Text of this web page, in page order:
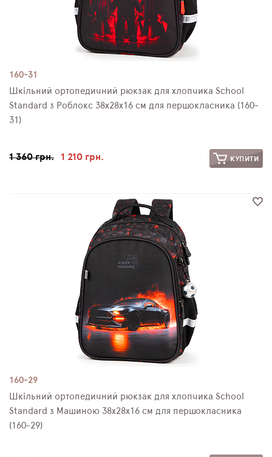
160-31
Шкільний ортопедичний рюкзак для хлопчика School
Standard з Роблокс 38х28х16 см для першокласника (160-
31)
1 360 грн. 1 210 грн. КУПИТИ
160-29
Шкільний ортопедичний рюкзак для хлопчика School
Standard з Машиною 38х28х16 см для першокласника
(160-29)